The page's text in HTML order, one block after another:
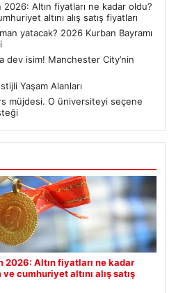
2026: Altın fiyatları ne kadar oldu?
altını alış satış fiyatları
yatacak? 2026 Kurban Bayramı
dev isim! Manchester City’nin
Yaşam Alanları
müjdesi. O üniversiteyi seçene
2026: Altın fiyatları ne kadar
cumhuriyet altını alış satış